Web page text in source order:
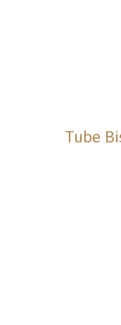
Tube